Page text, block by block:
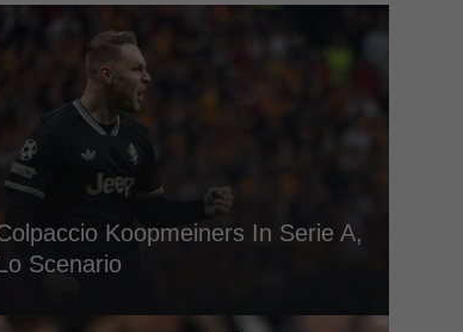
Koopmeiners In Serie A,
Scenario